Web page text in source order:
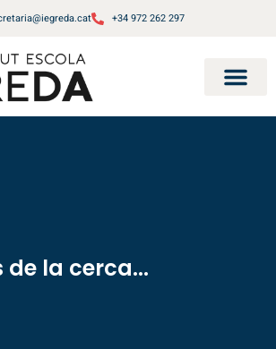
+34 972 262 297
de la cerca...